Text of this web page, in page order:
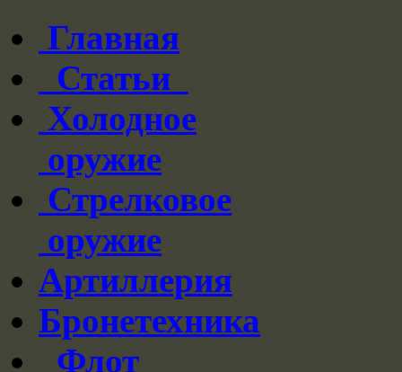
Главная
Статьи
Холодное
оружие
Стрелковое
оружие
Артиллерия
Бронетехника
Флот